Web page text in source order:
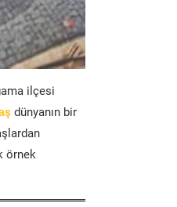
ilçesi
dünyanın bir
örnek